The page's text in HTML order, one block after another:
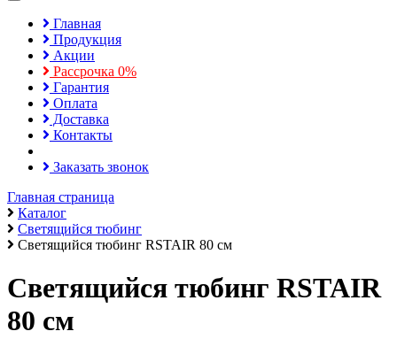
Toggle
navigationГлавная
Продукция
Акции
Рассрочка 0%
Гарантия
Оплата
Доставка
Контакты
Заказать звонок
Главная страница
Каталог
Светящийся тюбинг
Светящийся тюбинг RSTAIR 80 см
Светящийся тюбинг RSTAIR
80 см